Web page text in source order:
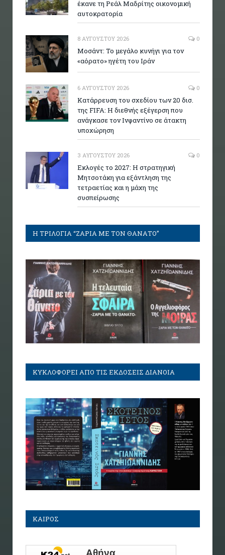
έκανε τη Ρεάλ Μαδρίτης οικονομική
αυτοκρατορία
8 ΑΥΓΟΎΣΤΟΥ 2026 0
Μοσάντ: Το μεγάλο κυνήγι για τον
«αόρατο» ηγέτη του Ιράν
6 ΑΥΓΟΎΣΤΟΥ 2026 0
Κατάρρευση του σχεδίου των 20 δισ.
της FIFA: Η διεθνής εξέγερση που
ανάγκασε τον Ινφαντίνο σε άτακτη
υποχώρηση
3 ΑΥΓΟΎΣΤΟΥ 2026 0
Εκλογές το 2027: Η στρατηγική
Μητσοτάκη για εξάντληση της
τετραετίας και η μάχη της
συσπείρωσης
Η ΤΡΙΛΟΓΙΑ “ΖΑΡΙΑ ΜΕ ΤΟΝ ΘΑΝΑΤΟ”
ΚΥΚΛΟΦΟΡΕΙ ΑΠΟ ΤΙΣ ΕΚΔΟΣΕΙΣ ΔΙΑΝΟΙΑ
ΚΑΙΡΟΣ